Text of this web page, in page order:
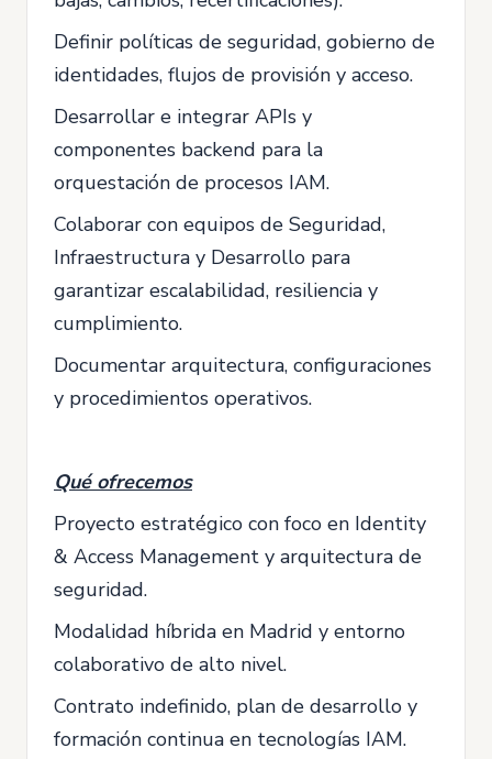
Definir políticas de seguridad, gobierno de
identidades, flujos de provisión y acceso.
Desarrollar e integrar APIs y
componentes backend para la
orquestación de procesos IAM.
Colaborar con equipos de Seguridad,
Infraestructura y Desarrollo para
garantizar escalabilidad, resiliencia y
cumplimiento.
Documentar arquitectura, configuraciones
y procedimientos operativos.
Qué ofrecemos
Proyecto estratégico con foco en Identity
& Access Management y arquitectura de
seguridad.
Modalidad híbrida en Madrid y entorno
colaborativo de alto nivel.
Contrato indefinido, plan de desarrollo y
formación continua en tecnologías IAM.